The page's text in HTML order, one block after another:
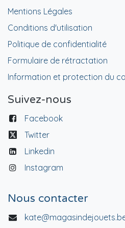
Mentions Légales
Conditions d'utilisation
Politique de confidentialité
Formulaire de rétractation
Information et protection du
Suivez-nous
Facebook
Twitter
Linkedin
Instagram
Nous contacter